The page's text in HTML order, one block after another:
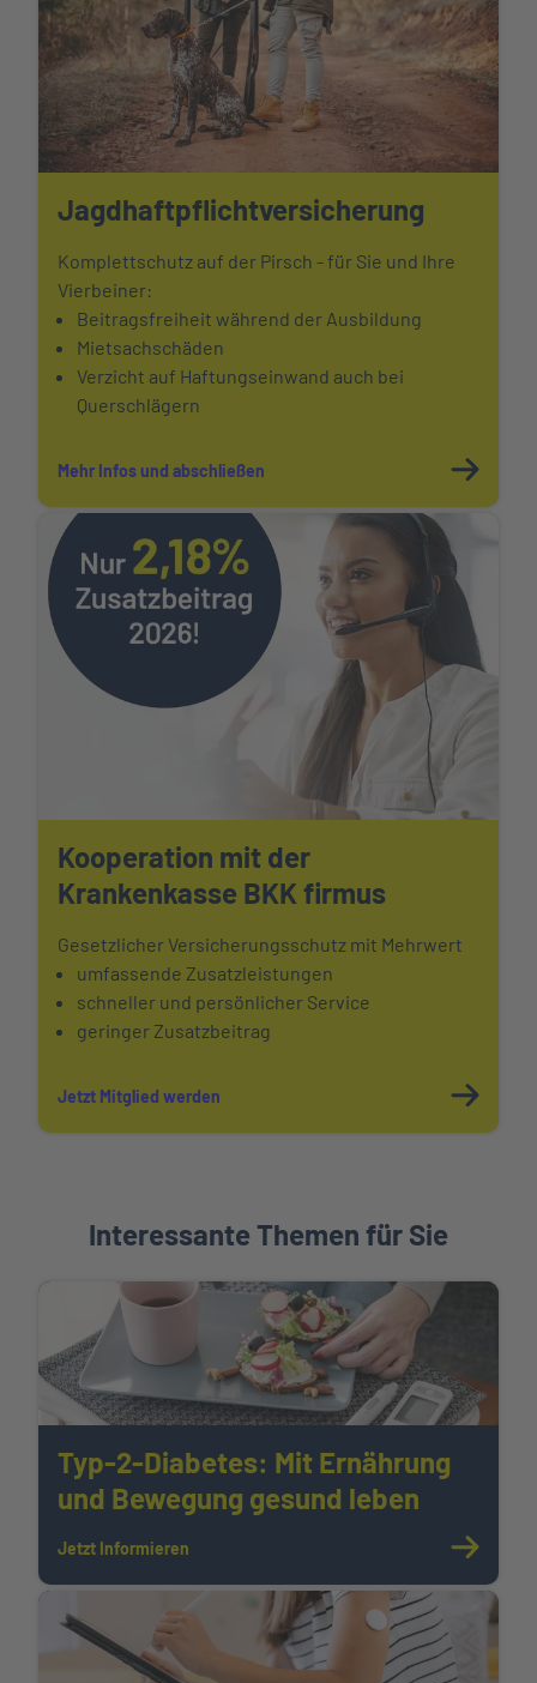
Jagdhaftpflichtversicherung
Komplettschutz auf der Pirsch - für Sie und Ihre
Vierbeiner:
Beitragsfreiheit während der Ausbildung
Mietsachschäden
Verzicht auf Haftungseinwand auch bei
Querschlägern
Mehr Infos und abschließen
Kooperation mit der
Krankenkasse BKK firmus
Gesetzlicher Versicherungsschutz mit Mehrwert
umfassende Zusatzleistungen
schneller und persönlicher Service
geringer Zusatzbeitrag
Jetzt Mitglied werden
Interessante Themen für Sie
Typ-2-Diabetes: Mit Ernährung
und Bewegung gesund leben
Jetzt Informieren